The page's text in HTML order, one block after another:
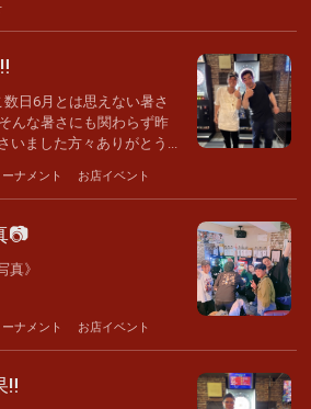
日6月とは思えない暑さ
んな暑さにも関わらず昨
いました方々ありがとう...
ナメント お店イベント
📷
真》
ナメント お店イベント
‼️